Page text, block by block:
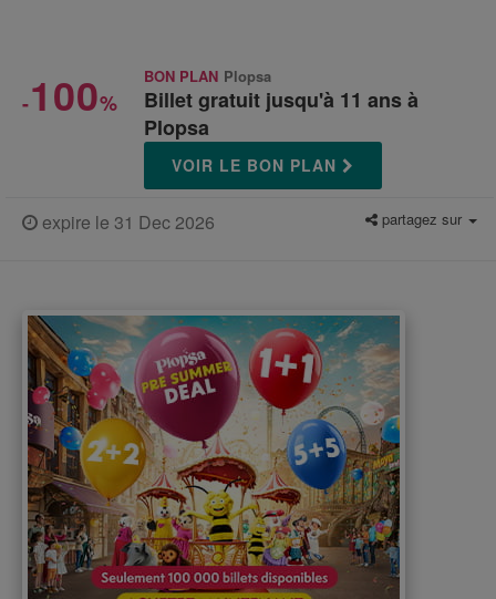
-100%
BON PLAN Plopsa
Billet gratuit jusqu'à 11 ans à
Plopsa
VOIR LE BON PLAN
expire le 31 Dec 2026 partagez sur